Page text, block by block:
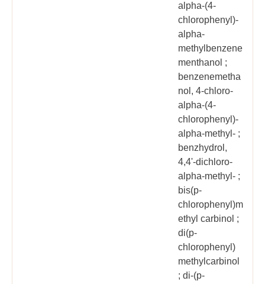
alpha-(4-
chlorophenyl)-
alpha-
methylbenzene
menthanol ;
benzenemetha
nol, 4-chloro-
alpha-(4-
chlorophenyl)-
alpha-methyl- ;
benzhydrol,
4,4'-dichloro-
alpha-methyl- ;
bis(p-
chlorophenyl)m
ethyl carbinol ;
di(p-
chlorophenyl)
methylcarbinol
; di-(p-